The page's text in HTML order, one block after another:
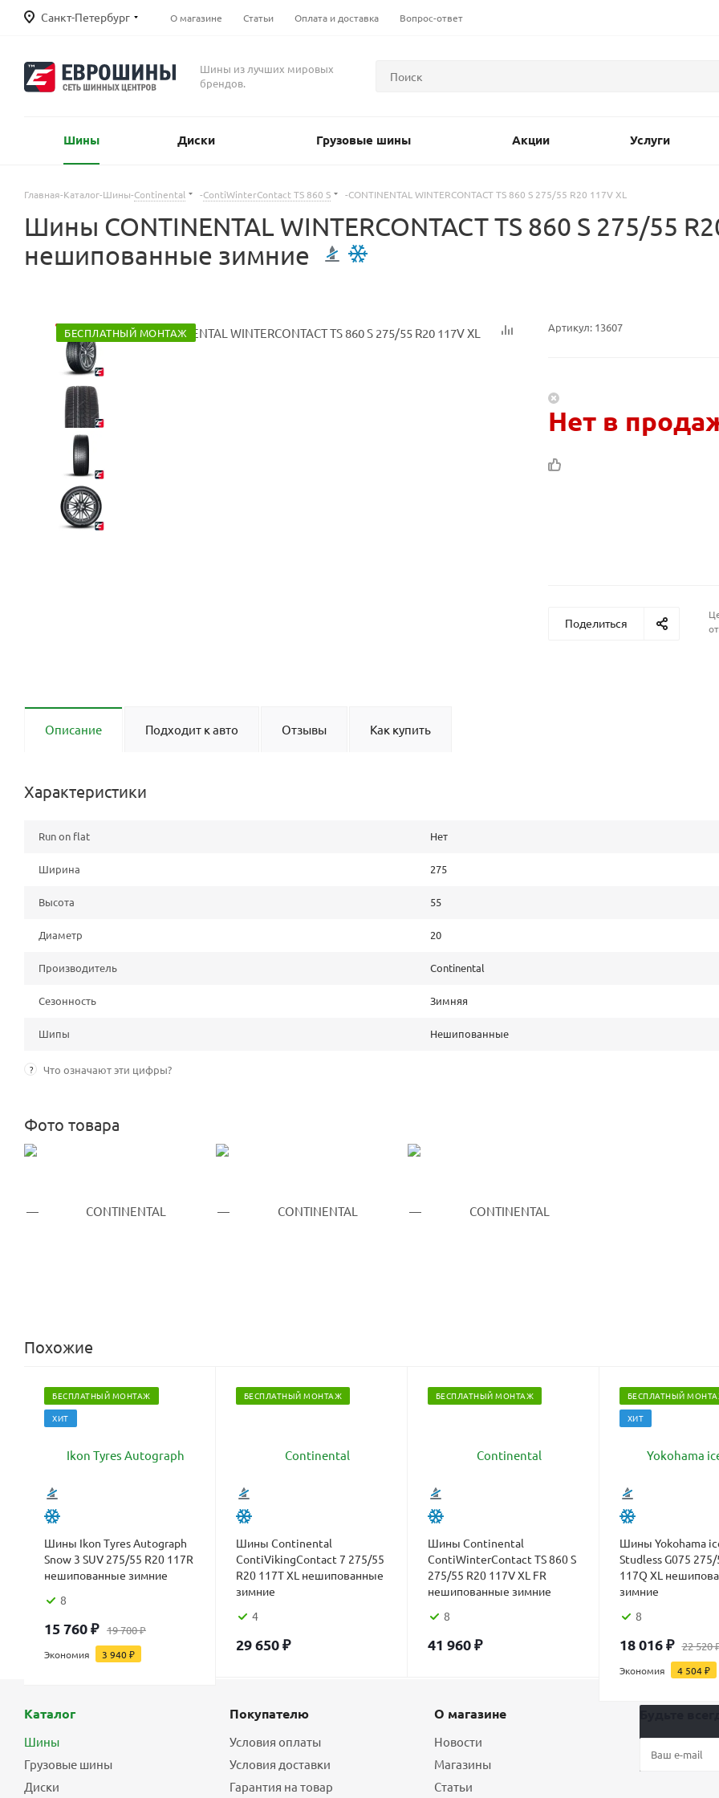
Санкт-Петербург О магазине Статьи Оплата и доставка Вопрос-ответ
Шины из лучших мировых
брендов.
Шины Диски Грузовые шины Акции Услуги
Главная-Каталог-Шины-Continental -ContiWinterContact TS 860 S -CONTINENTAL WINTERCONTACT TS 860 S 275/55 R20 117V XL
Шины CONTINENTAL WINTERCONTACT TS 860 S 275/55
нешипованные зимние
БЕСПЛАТНЫЙ МОНТАЖ Артикул: 13607
Нет в
Поделиться
Описание Подходит к авто Отзывы Как купить
Характеристики
Run on flat Нет
Ширина 275
Высота 55
Диаметр 20
Производитель Continental
Сезонность Зимняя
Шипы Нешипованные
? Что означают эти цифры?
Фото товара
Похожие
БЕСПЛАТНЫЙ МОНТАЖ
ХИТ
Шины Ikon Tyres Autograph
Snow 3 SUV 275/55 R20 117R
нешипованные зимние
8
15 760₽ 19 700₽
Экономия 3 940₽
БЕСПЛАТНЫЙ МОНТАЖ
Шины Continental
ContiVikingContact 7 275/55
R20 117T XL нешипованные
зимние
4
29 650₽
БЕСПЛАТНЫЙ МОНТАЖ
Шины Continental
ContiWinterContact TS 860 S
275/55 R20 117V XL FR
нешипованные зимние
8
41 960₽
БЕСПЛАТНЫЙ
ХИТ
Шины Yokohama
Studless G075
117Q XL
зимние
8
18 016₽ 22 520
Экономия 4 504₽
Каталог
Шины
Грузовые шины
Диски
Покупателю
Условия оплаты
Условия доставки
Гарантия на товар
О магазине
Новости
Магазины
Статьи